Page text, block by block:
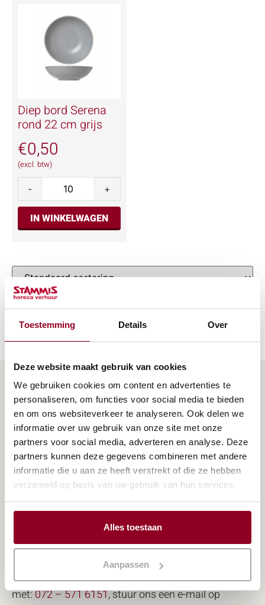
Toestemming Details Over
Deze website maakt gebruik van cookies
We gebruiken cookies om content en advertenties te
personaliseren, om functies voor social media te bieden
en om ons websiteverkeer te analyseren. Ook delen we
informatie over uw gebruik van onze site met onze
partners voor social media, adverteren en analyse. Deze
partners kunnen deze gegevens combineren met andere
informatie die u aan ze heeft verstrekt of die ze hebben
verzameld op basis van uw gebruik van hun services.
Alles toestaan
Aanpassen
Diep bord Serena
rond 22 cm grijs
€0,50
(excl. btw)
- +
IN WINKELWAGEN
Heeft u vragen? Neem
gerust contact met ons
op.
Staat het product dat u zoekt niet in ons
assortiment of heeft u een vraag over één van onze
producten? Neem dan gerust contact met ons op.
maken. Neem contact met ons op door te bellen
met:072 – 571 6151, stuur ons een e-mail op